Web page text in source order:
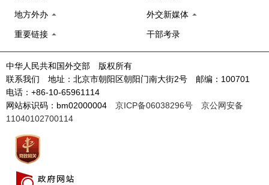
地方外办 外交新媒体
重要链接 干部考录
中华人民共和国外交部 版权所有
联系我们 地址：北京市朝阳区朝阳门南大街2号 邮编：100701
电话：+86-10-65961114
网站标识码：bm02000004 京ICP备06038296号
京公网安备
11040102700114